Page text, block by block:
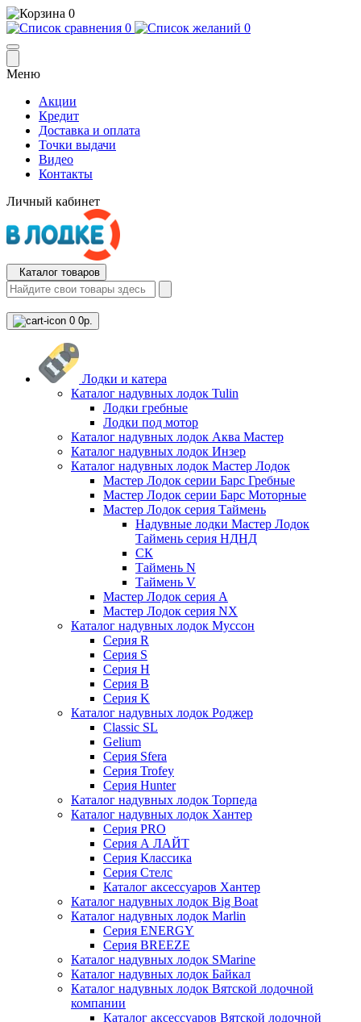
0
0
0
Меню
Акции
Кредит
Доставка и оплата
Точки выдачи
Видео
Контакты
Личный кабинет
Каталог товаров
0 0р.
Лодки и катера
Каталог надувных лодок Tulin
Лодки гребные
Лодки под мотор
Каталог надувных лодок Аква Мастер
Каталог надувных лодок Инзер
Каталог надувных лодок Мастер Лодок
Мастер Лодок серии Барс Гребные
Мастер Лодок серии Барс Моторные
Мастер Лодок серия Таймень
Надувные лодки Мастер Лодок
Таймень серия НДНД
СК
Таймень N
Таймень V
Мастер Лодок серия А
Мастер Лодок серия NX
Каталог надувных лодок Муссон
Серия R
Серия S
Серия H
Серия B
Серия K
Каталог надувных лодок Роджер
Classic SL
Gelium
Серия Sfera
Серия Trofey
Серия Hunter
Каталог надувных лодок Торпеда
Каталог надувных лодок Хантер
Серия PRO
Серия А ЛАЙТ
Серия Классика
Серия Стелс
Каталог аксессуаров Хантер
Каталог надувных лодок Big Boat
Каталог надувных лодок Marlin
Серия ENERGY
Серия BREEZE
Каталог надувных лодок SMarine
Каталог надувных лодок Байкал
Каталог надувных лодок Вятской лодочной
компании
Каталог аксессуаров Вятской лодочной